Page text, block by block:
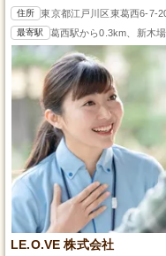
住所 東京都江戸川区東葛西6-7-
最寄駅 葛西駅から0.3km、新木
LE.O.VE 株式会社